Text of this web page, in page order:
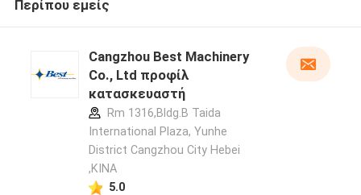
Περίπου εμείς
Cangzhou Best Machinery
Co., Ltd προφίλ
κατασκευαστή
Rm 1316,Bldg.B Taida
International Plaza, Yunhe
District Cangzhou City Hebei
,ΚΙΝΑ
5.0